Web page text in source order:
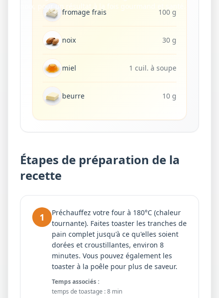
noix, pour un résultat à la fois gourmand et santé.
fromage frais 100 g
noix 30 g
miel 1 cuil. à soupe
beurre 10 g
Étapes de préparation de la
recette
1
Préchauffez votre four à 180°C (chaleur
tournante). Faites toaster les tranches de
pain complet jusqu'à ce qu'elles soient
dorées et croustillantes, environ 8
minutes. Vous pouvez également les
toaster à la poêle pour plus de saveur.
Temps associés :
temps de toastage :8 min